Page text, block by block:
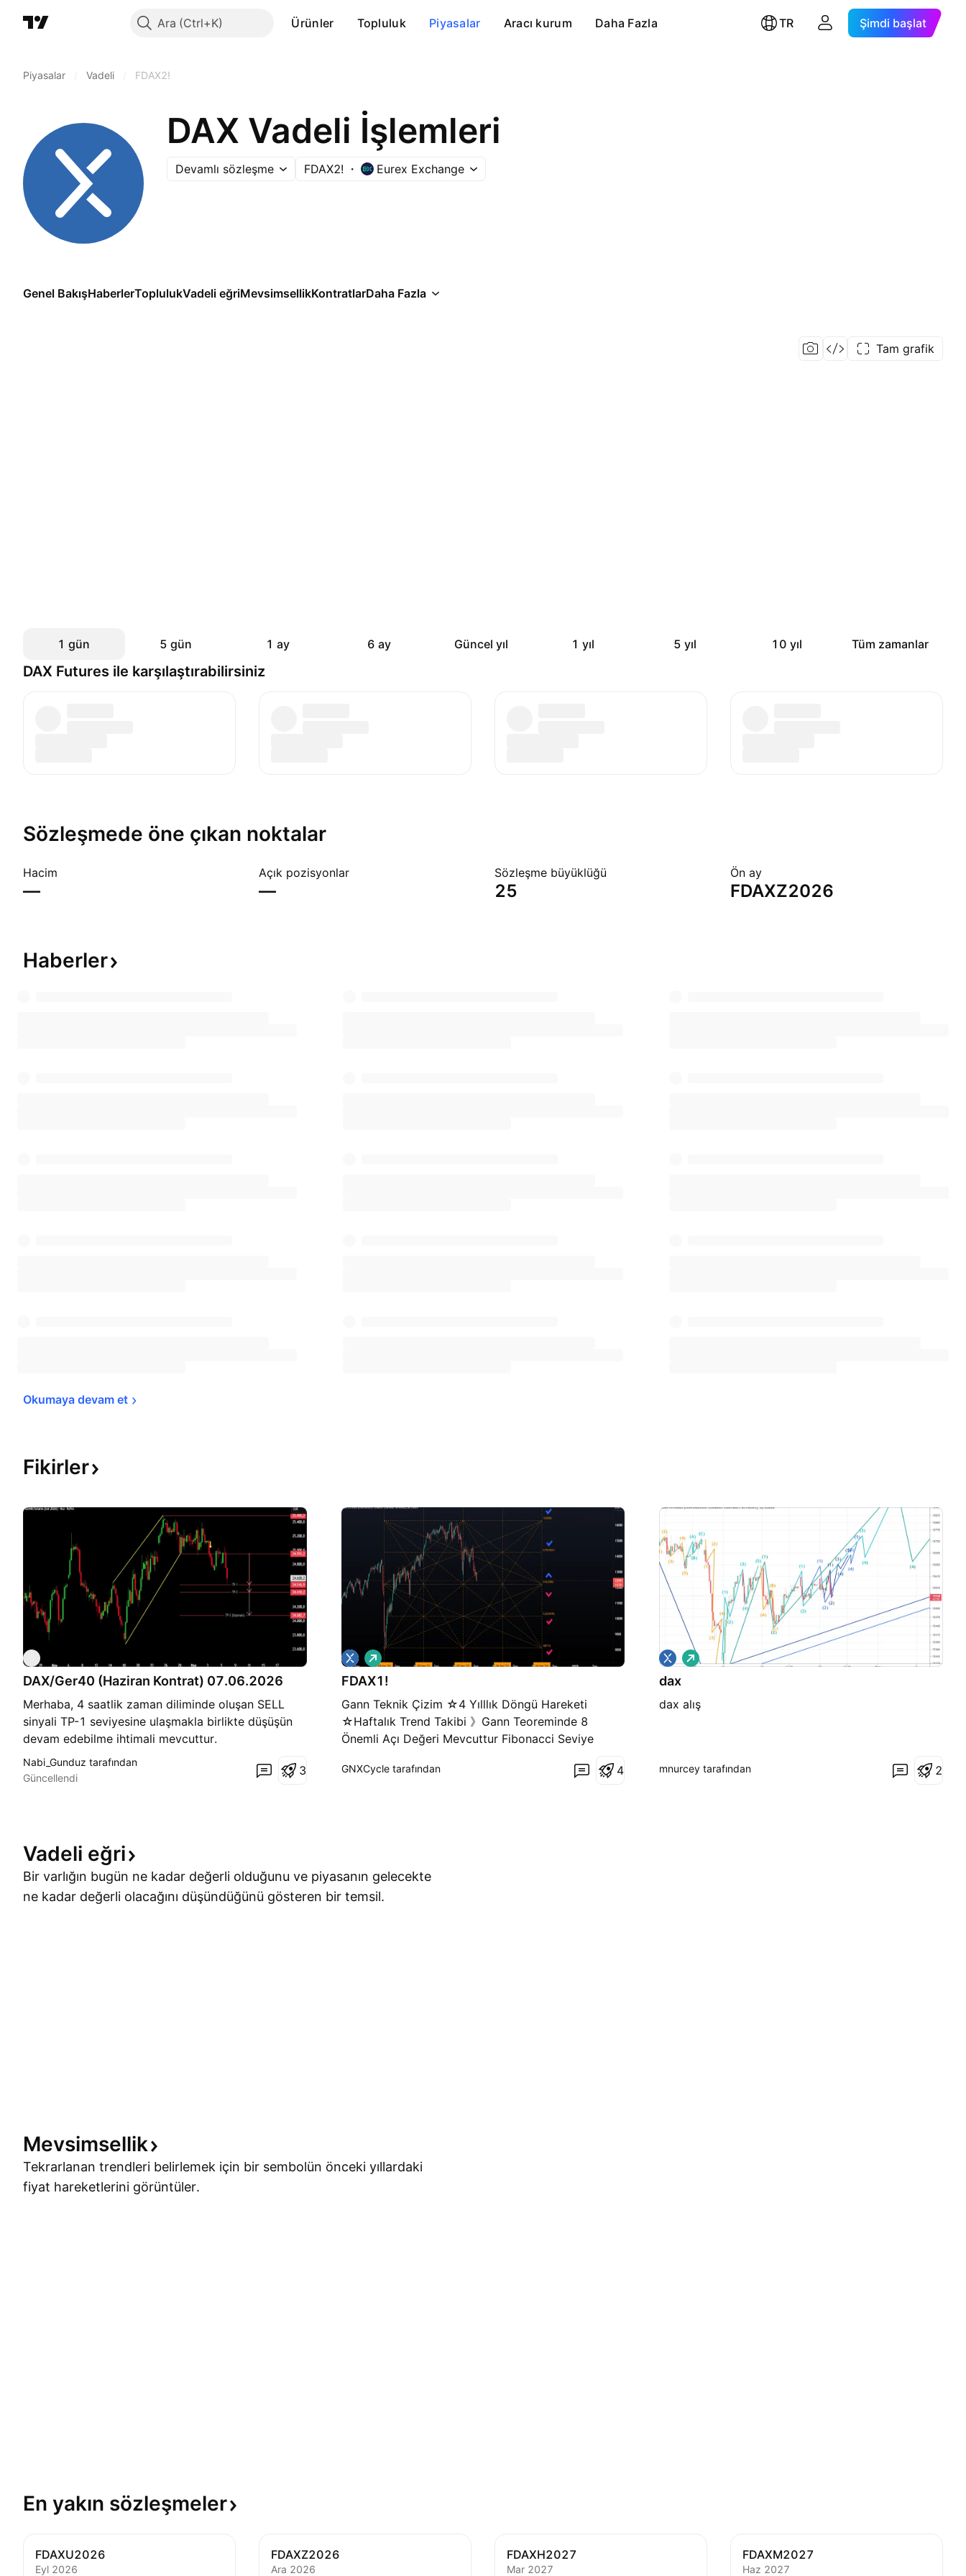
Ara Ürünler Topluluk Piyasalar Aracı kurum Daha Fazla TR Şimdi başlat
Piyasalar Vadeli FDAX2!
DAX Vadeli İşlemleri
Devamlı sözleşme FDAX2! Eurex Exchange
Genel BakışHaberlerToplulukVadeli eğriMevsimsellikKontratlarDaha Fazla
Tam grafik
1 gün 5 gün 1 ay 6 ay Güncel yıl 1 yıl 5 yıl 10 yıl Tüm zamanlar
DAX Futures ile karşılaştırabilirsiniz
Sözleşmede öne çıkan noktalar
Hacim
—
Açık pozisyonlar
—
Sözleşme büyüklüğü
25
Ön ay
FDAXZ2026
Haberler
Okumaya devam et
Fikirler
DAX/Ger40 (Haziran Kontrat) 07.06.2026
Merhaba, 4 saatlik zaman diliminde oluşan SELL
sinyali TP-1 seviyesine ulaşmakla birlikte düşüşün
devam edebilme ihtimali mevcuttur.
Nabi_Gunduz tarafından
Güncellendi
3
FDAX1!
Gann Teknik Çizim ☆4 Yılllık Döngü Hareketi
☆Haftalık Trend Takibi 》Gann Teoreminde 8
Önemli Açı Değeri Mevcuttur Fibonacci Seviye
Pivot) >360° □7/8___Güç Testi
A
l
ı
GNXCycle tarafından 4
dax
dax alış
A
l
mnurcey tarafından 2
Vadeli eğri
Bir varlığın bugün ne kadar değerli olduğunu ve piyasanın gelecekte
ne kadar değerli olacağını düşündüğünü gösteren bir temsil.
Mevsimsellik
Tekrarlanan trendleri belirlemek için bir sembolün önceki yıllardaki
fiyat hareketlerini görüntüler.
En yakın sözleşmeler
FDAXU2026
Eyl 2026
FDAXZ2026
Ara 2026
FDAXH2027
Mar 2027
FDAXM2027
Haz 2027